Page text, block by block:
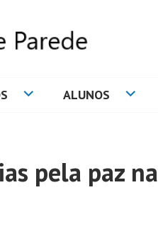
ALUNOS
pela paz na